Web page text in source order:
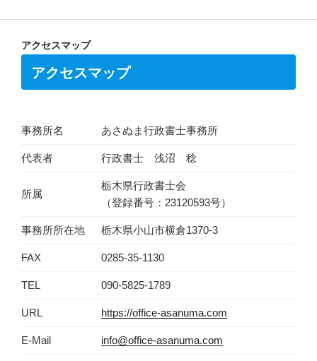
アクセスマップ
アクセスマップ
事務所名 あさぬま行政書士事務所
代表者 行政書士 浅沼 稔
所属
栃木県行政書士会
（登録番号：23120593号）
事務所所在地 栃木県小山市横倉1370-3
FAX 0285-35-1130
TEL 090-5825-1789
URL https://office-asanuma.com
E-Mail info@office-asanuma.com